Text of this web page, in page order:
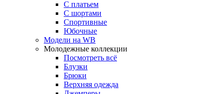
С платьем
С шортами
Спортивные
Юбочные
Модели на WB
Молодежные коллекции
Посмотреть всё
Блузки
Брюки
Верхняя одежда